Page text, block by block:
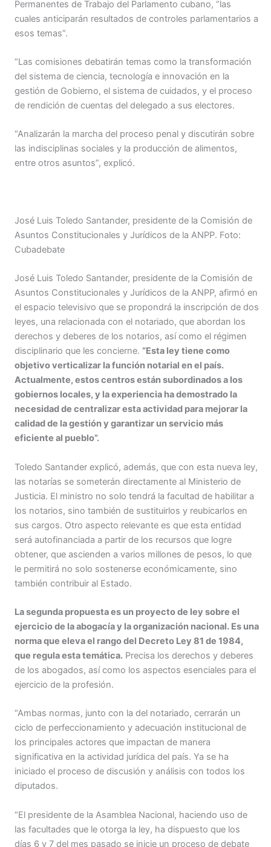
Permanentes de Trabajo del Parlamento cubano, “las
cuales anticiparán resultados de controles parlamentarios a
esos temas”.
“Las comisiones debatirán temas como la transformación
del sistema de ciencia, tecnología e innovación en la
gestión de Gobierno, el sistema de cuidados, y el proceso
de rendición de cuentas del delegado a sus electores.
“Analizarán la marcha del proceso penal y discutirán sobre
las indisciplinas sociales y la producción de alimentos,
entre otros asuntos”, explicó.
José Luis Toledo Santander, presidente de la Comisión de
Asuntos Constitucionales y Jurídicos de la ANPP. Foto:
Cubadebate
José Luis Toledo Santander, presidente de la Comisión de
Asuntos Constitucionales y Jurídicos de la ANPP, afirmó en
el espacio televisivo que se propondrá la inscripción de dos
leyes, una relacionada con el notariado, que abordan los
derechos y deberes de los notarios, así como el régimen
disciplinario que les concierne. “Esta ley tiene como
objetivo verticalizar la función notarial en el país.
Actualmente, estos centros están subordinados a los
gobiernos locales, y la experiencia ha demostrado la
necesidad de centralizar esta actividad para mejorar la
calidad de la gestión y garantizar un servicio más
eficiente al pueblo”.
Toledo Santander explicó, además, que con esta nueva ley,
las notarías se someterán directamente al Ministerio de
Justicia. El ministro no solo tendrá la facultad de habilitar a
los notarios, sino también de sustituirlos y reubicarlos en
sus cargos. Otro aspecto relevante es que esta entidad
será autofinanciada a partir de los recursos que logre
obtener, que ascienden a varios millones de pesos, lo que
le permitirá no solo sostenerse económicamente, sino
también contribuir al Estado.
La segunda propuesta es un proyecto de ley sobre el
ejercicio de la abogacía y la organización nacional. Es una
norma que eleva el rango del Decreto Ley 81 de 1984,
que regula esta temática. Precisa los derechos y deberes
de los abogados, así como los aspectos esenciales para el
ejercicio de la profesión.
“Ambas normas, junto con la del notariado, cerrarán un
ciclo de perfeccionamiento y adecuación institucional de
los principales actores que impactan de manera
significativa en la actividad jurídica del país. Ya se ha
iniciado el proceso de discusión y análisis con todos los
diputados.
“El presidente de la Asamblea Nacional, haciendo uso de
las facultades que le otorga la ley, ha dispuesto que los
días 6 y 7 del mes pasado se inicie un proceso de debate